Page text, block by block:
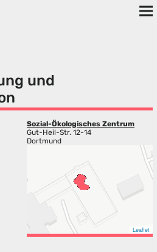
und
Sozial-Ökologisches Zentrum
Gut-Heil-Str. 12-14
Dortmund
Leaflet